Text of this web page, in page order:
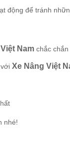
động để tránh
Nam chắc
Xe Nâng Việt
nhé!